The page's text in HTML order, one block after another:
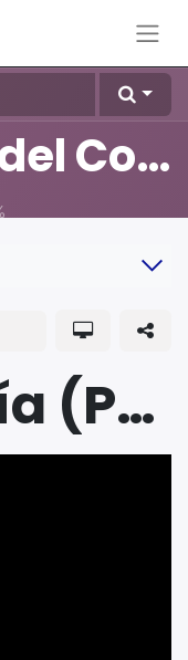
Masterclass del Compresor Scroll
Anatomía (Parte 2): El Mecanismo de Accionamiento